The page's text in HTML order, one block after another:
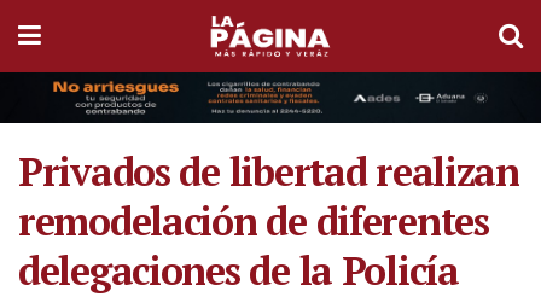
Privados de libertad realizan
remodelación de diferentes
delegaciones de la Policía